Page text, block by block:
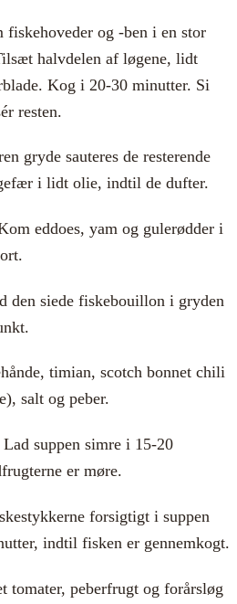
og -ben i en stor
halvdelen af løgene, lidt
Kog i 20-30 minutter. Si
resten.
gryde sauteres de resterende
i lidt olie, indtil de dufter.
eddoes, yam og gulerødder i
siede fiskebouillon i gryden
timian, scotch bonnet chili
salt og peber.
suppen simre i 15-20
er møre.
forsigtigt i suppen
indtil fisken er gennemkogt.
tomater, peberfrugt og forårsløg